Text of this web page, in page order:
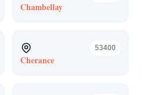
Chambellay
53400
Cherance